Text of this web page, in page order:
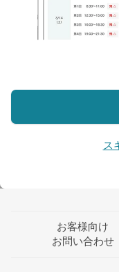
ス
相談して探す
ハナ
プレ
お客様向け
お問い合わせ